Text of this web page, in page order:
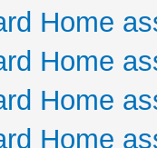
Home
Home
Home
Home